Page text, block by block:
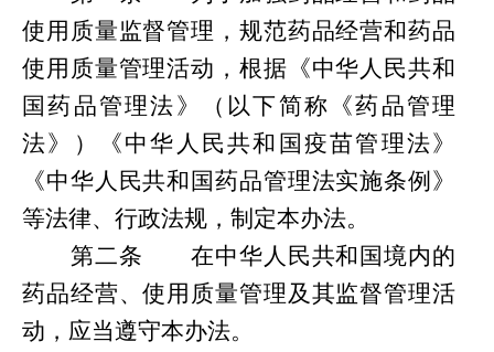
使用质量监督管理，规范药品经营和药品
使用质量管理活动，根据《中华人民共和
国药品管理法》（以下简称《药品管理
法》）《中华人民共和国疫苗管理法》
《中华人民共和国药品管理法实施条例》
等法律、行政法规，制定本办法。
第二条
在中华人民共和国境内的
药品经营、使用质量管理及其监督管理活
动，应当遵守本办法。